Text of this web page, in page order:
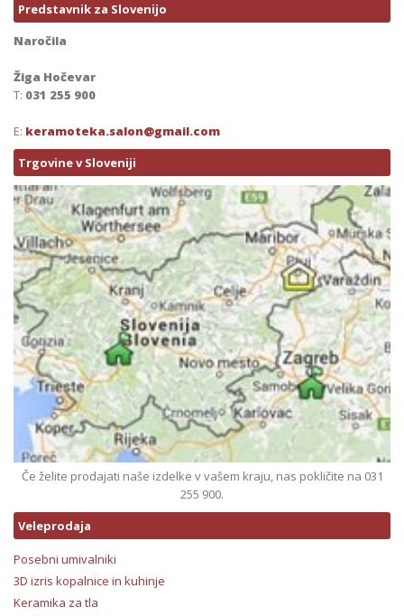
Predstavnik za Slovenijo
Naročila
Žiga Hočevar
T: 031 255 900
E: keramoteka.salon@gmail.com
Trgovine v Sloveniji
Če želite prodajati naše izdelke v vašem kraju, nas pokličite na 031
255 900.
Veleprodaja
Posebni umivalniki
3D izris kopalnice in kuhinje
Keramika za tla